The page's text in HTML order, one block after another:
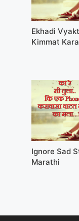
Ekhadi
Kimmat
Ignore Sad
Marathi